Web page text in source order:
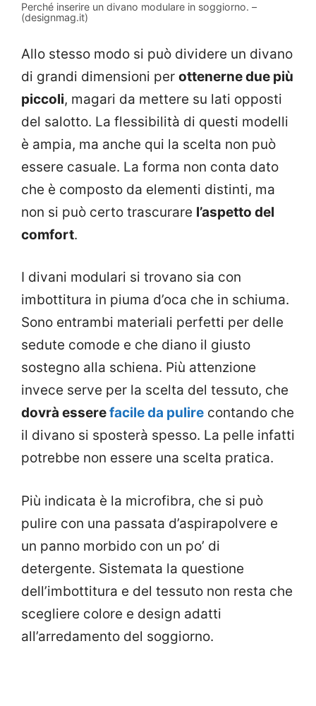
Perché inserire un divano modulare in soggiorno. –
(designmag.it)
Allo stesso modo si può dividere un divano
di grandi dimensioni per ottenerne due più
piccoli, magari da mettere su lati opposti
del salotto. La flessibilità di questi modelli
è ampia, ma anche qui la scelta non può
essere casuale. La forma non conta dato
che è composto da elementi distinti, ma
non si può certo trascurare l’aspetto del
comfort.
I divani modulari si trovano sia con
imbottitura in piuma d’oca che in schiuma.
Sono entrambi materiali perfetti per delle
sedute comode e che diano il giusto
sostegno alla schiena. Più attenzione
invece serve per la scelta del tessuto, che
dovrà esserefacile da pulire contando che
il divano si sposterà spesso. La pelle infatti
potrebbe non essere una scelta pratica.
Più indicata è la microfibra, che si può
pulire con una passata d’aspirapolvere e
un panno morbido con un po’ di
detergente. Sistemata la questione
dell’imbottitura e del tessuto non resta che
scegliere colore e design adatti
all’arredamento del soggiorno.